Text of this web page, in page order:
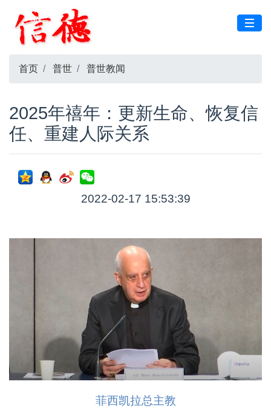
首页 普世 普世教闻
2025年禧年：更新生命、恢复信
任、重建人际关系
2022-02-17 15:53:39
菲西凯拉总主教